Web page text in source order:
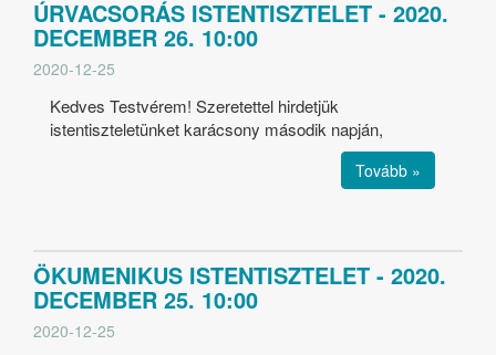
ÚRVACSORÁS ISTENTISZTELET - 2020.
DECEMBER 26. 10:00
2020-12-25
Kedves Testvérem! Szeretettel hirdetjük
istentiszteletünket karácsony második napján,
Tovább »
ÖKUMENIKUS ISTENTISZTELET - 2020.
DECEMBER 25. 10:00
2020-12-25